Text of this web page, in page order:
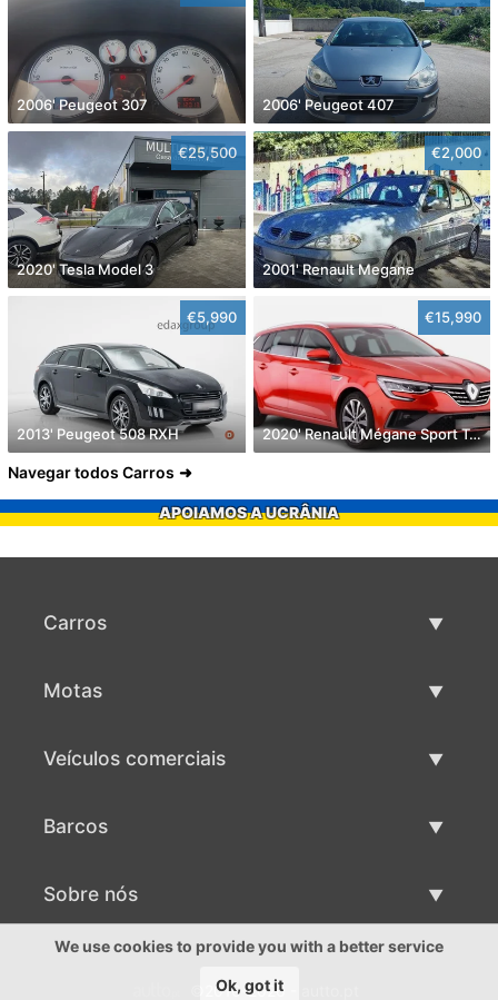
2006' Peugeot 307 2006' Peugeot 407
€25,500
2020' Tesla Model 3
€2,000
2001' Renault Megane
€5,990
2013' Peugeot 508 RXH
€15,990
2020' Renault Mégane Sport Tourer
Navegar todos Carros
APOIAMOS A UCRÂNIA
Carros
Motas
Veículos comerciais
Barcos
Venda de barcos
Sobre nós
Sobre nós
©2016-2026 - autto.pt
We use cookies to provide you with a better service
Ok, got it